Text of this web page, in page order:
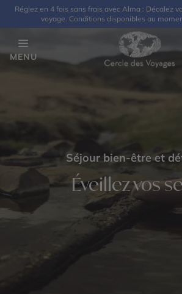
Réglez en 4 fois sans frais avec Alma : Décalez
voyage. Conditions disponibles au
MENU
Séjour bien-être et
Éveillez vos